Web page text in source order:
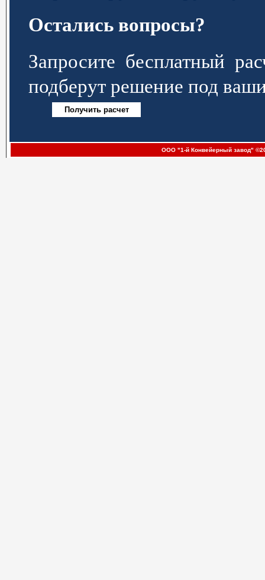
Остались вопросы?
Запросите бесплатный
подберут решение под
ООО "1-й Конвейерный завод"